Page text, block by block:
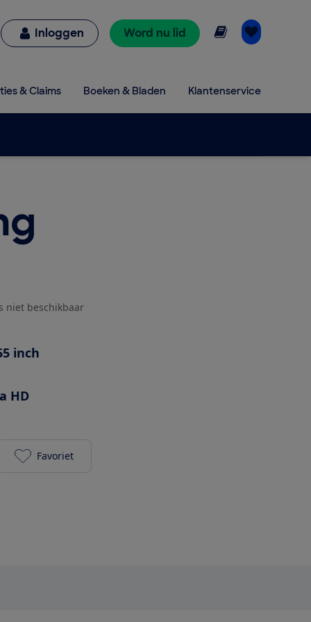
Inloggen Word nu lid Online lezen
& Claims Boeken & Bladen Klantenservice
niet beschikbaar
inch
HD
Samsung QE55LS03A toevoegen aan je favorieten
Favoriet